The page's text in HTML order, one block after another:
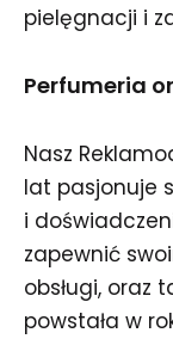
pielęgnacji i
Perfumeria
Nasz
lat pasjonuje
i
zapewnić
obsługi, oraz
powstała w